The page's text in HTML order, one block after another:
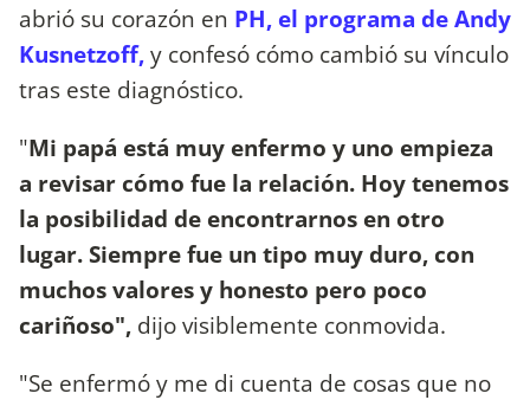
abrió su corazón en PH, el programa de Andy
Kusnetzoff,y confesó cómo cambió su vínculo
tras este diagnóstico.
"Mi papá está muy enfermo y uno empieza
a revisar cómo fue la relación. Hoy tenemos
la posibilidad de encontrarnos en otro
lugar. Siempre fue un tipo muy duro, con
muchos valores y honesto pero poco
cariñoso", dijo visiblemente conmovida.
"Se enfermó y me di cuenta de cosas que no